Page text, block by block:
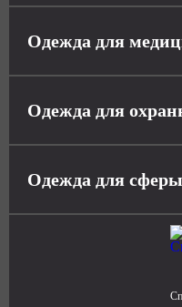
Одежда для
Одежда для
Одежда для сферы